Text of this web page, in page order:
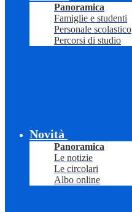
Panoramica
Famiglie e studenti
Personale scolastico
Percorsi di studio
Novità
Panoramica
Le notizie
Le circolari
Albo online